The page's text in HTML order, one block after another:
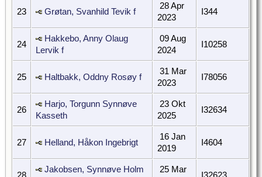
23 Grøtan, Svanhild Tevik f
28 Apr
2023
I344
24
Hakkebo, Anny Olaug
Lervik f
09 Aug
2024
I10258
25 Haltbakk, Oddny Rosøy f
31 Mar
2023
I78056
26
Harjo, Torgunn Synnøve
Kasseth
23 Okt
2025
I32634
27 Helland, Håkon Ingebrigt
16 Jan
2019
I4604
28
Jakobsen, Synnøve Holm
25 Mar
I32623